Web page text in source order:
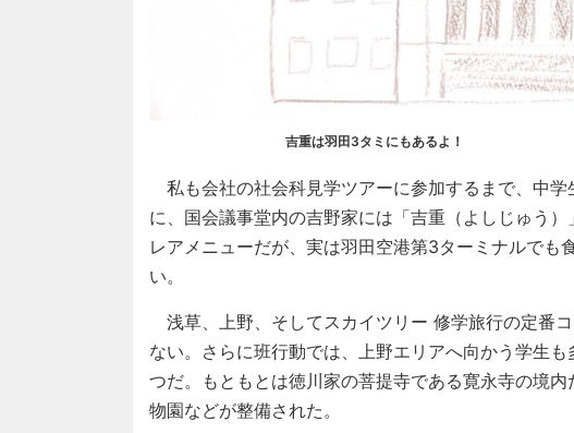
吉重は羽田3タミにもあるよ！
私も会社の社会科見学ツアーに参加するまで、中
に、国会議事堂内の吉野家には「吉重（よしじゅう
レアメニューだが、実は羽田空港第3ターミナルでも
い。
浅草、上野、そしてスカイツリー 修学旅行の定番
ない。さらに班行動では、上野エリアへ向かう学生
つだ。もともとは徳川家の菩提寺である寛永寺の境
物園などが整備された。